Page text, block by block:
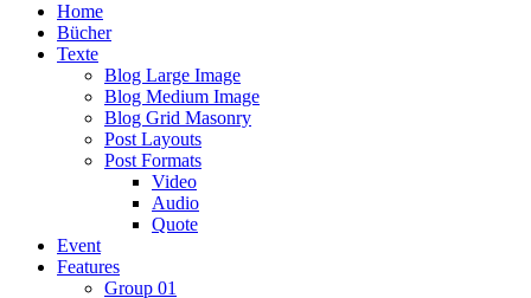
Home
Bücher
Texte
Blog Large Image
Blog Medium Image
Blog Grid Masonry
Post Layouts
Post Formats
Video
Audio
Quote
Event
Features
Group 01